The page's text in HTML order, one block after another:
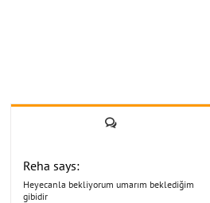
Yorum
Reha says:
Heyecanla bekliyorum umarım beklediğim
gibidir